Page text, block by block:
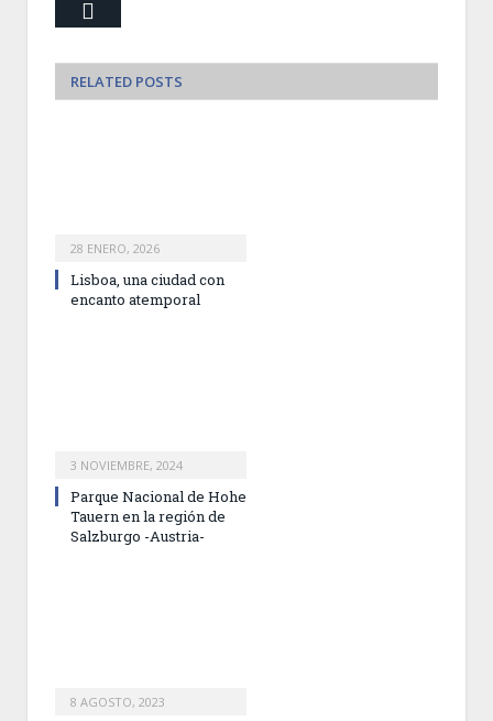
RELATED POSTS
28 ENERO, 2026
Lisboa, una ciudad con
encanto atemporal
3 NOVIEMBRE, 2024
Parque Nacional de Hohe
Tauern en la región de
Salzburgo -Austria-
8 AGOSTO, 2023